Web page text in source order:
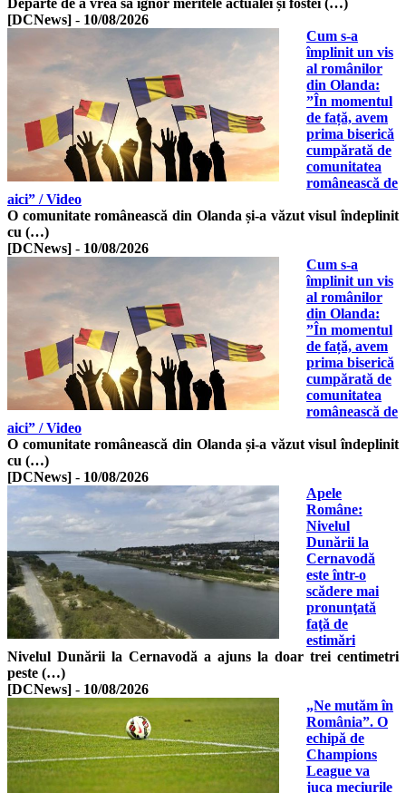
[DCNews] - 10/08/2026
Cum s-a
împlinit un vis
al românilor
din Olanda:
”În momentul
de față, avem
prima biserică
cumpărată de
comunitatea
românească de
aici” / Video
O comunitate românească din Olanda și-a văzut visul îndeplinit
cu (…)
[DCNews] - 10/08/2026
Cum s-a
împlinit un vis
al românilor
din Olanda:
”În momentul
de față, avem
prima biserică
cumpărată de
comunitatea
românească de
aici” / Video
O comunitate românească din Olanda și-a văzut visul îndeplinit
cu (…)
[DCNews] - 10/08/2026
Apele
Române:
Nivelul
Dunării la
Cernavodă
este într-o
scădere mai
pronunţată
faţă de
estimări
Nivelul Dunării la Cernavodă a ajuns la doar trei centimetri
peste (…)
[DCNews] - 10/08/2026
„Ne mutăm în
România”. O
echipă de
Champions
League va
juca meciurile